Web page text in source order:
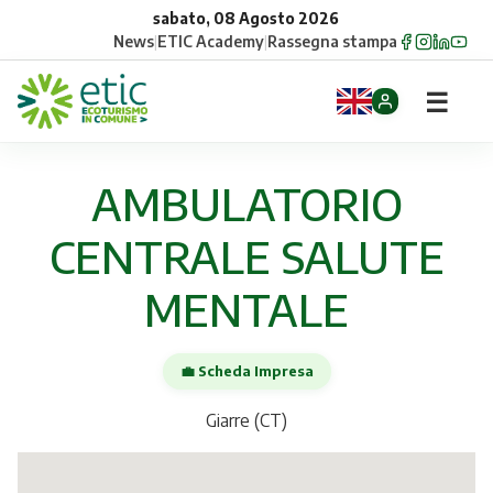
sabato, 08 Agosto 2026
News|ETIC Academy|Rassegna stampa
Opportunità
Comuni
☰
AMBULATORIO
CENTRALE SALUTE
MENTALE
💼 Scheda Impresa
Giarre (CT)